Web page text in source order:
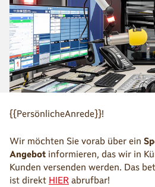
{{PersönlicheAnrede}}!
Wir möchten Sie vorab über ein
Angebot informieren, das wir in
Kunden versenden werden. Das
ist direkt HIER abrufbar!